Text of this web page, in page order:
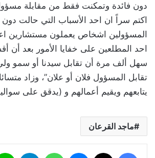
دون فائدة وتمكنت فقط من مقابلة
اكتم سراً ان احد الأسباب التي حالت
المسؤولين اشخاص يعملون مستشارين
احد المطلعين على خفايا الأمور بعد أن
سهل ألف مرة أن تقابل سيدنا أو سمو
تقابل المسؤول فلان أو علان”، وزاد
يتابعهم ويقيم أعمالهم و (يدقق على
ماجد القرعان
فيسبوك ماسنجر واتساب تيلقرام